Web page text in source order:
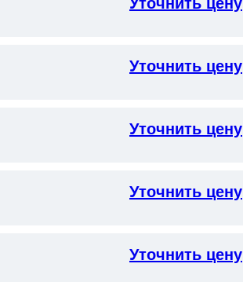
Уточнить цену
Уточнить цену
Уточнить цену
Уточнить цену